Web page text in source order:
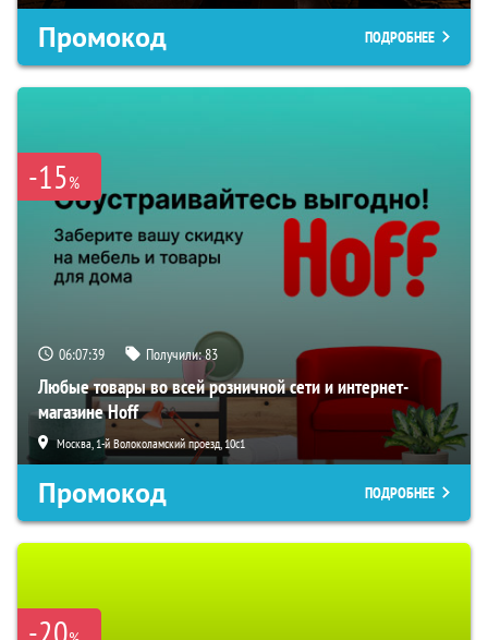
Промокод ПОДРОБНЕЕ
-15%
06:07:38 Получили:83
Любые товары во всей розничной сети и интернет-
магазине Hoff
Москва, 1-й Волоколамский проезд, 10с1
Промокод ПОДРОБНЕЕ